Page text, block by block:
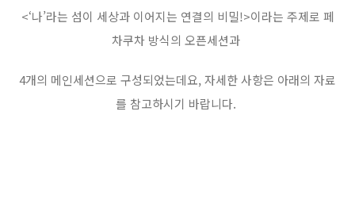
<‘나’라는 섬이 세상과 이어지는 연결의 비밀!>이라는 주제로 페
차쿠차 방식의 오픈세션과
4개의 메인세션으로 구성되었는데요, 자세한 사항은 아래의 자료
를 참고하시기 바랍니다.